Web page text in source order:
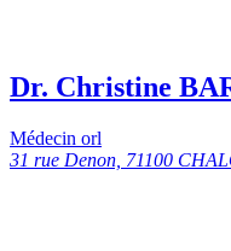
Dr. Christine
Médecin orl
31 rue Denon, 71100